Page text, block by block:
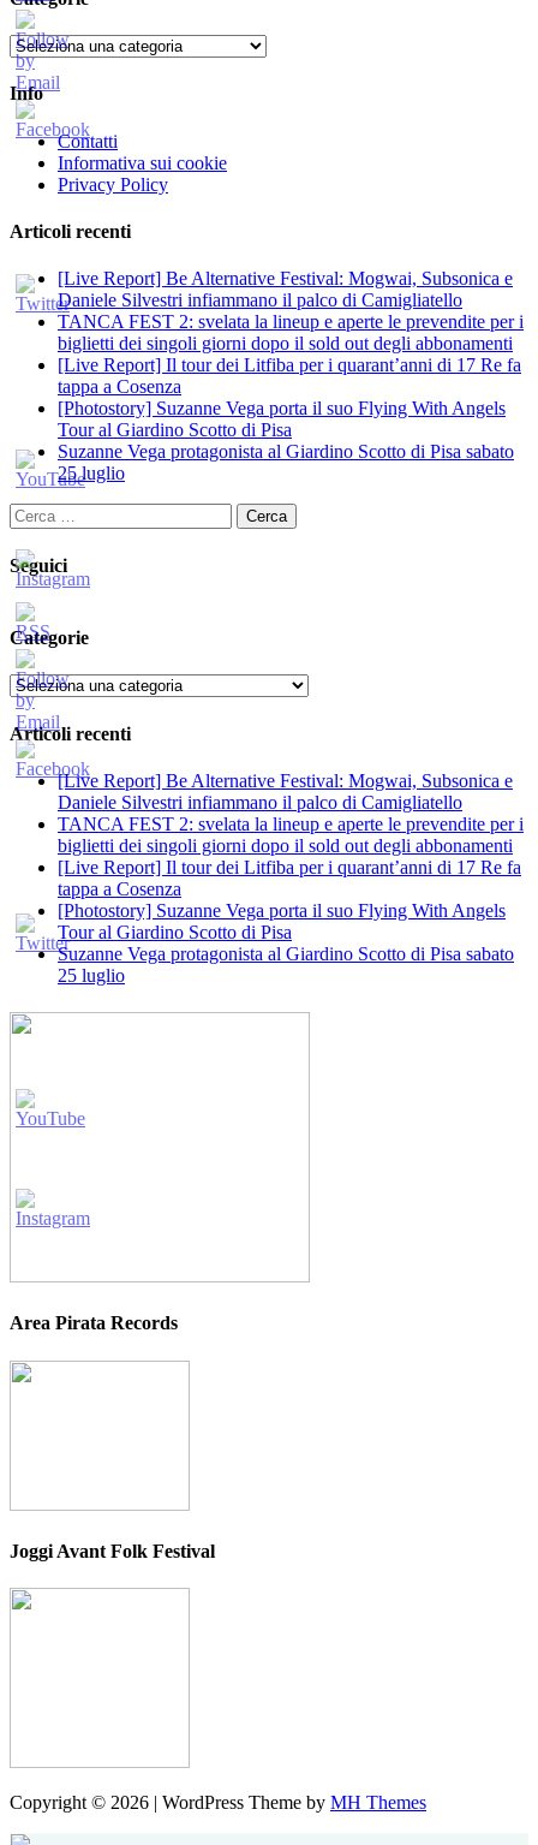
Categorie
Info
Contatti
Informativa sui cookie
Privacy Policy
Articoli recenti
[Live Report] Be Alternative Festival: Mogwai, Subsonica e
Daniele Silvestri infiammano il palco di Camigliatello
TANCA FEST 2: svelata la lineup e aperte le prevendite per i
biglietti dei singoli giorni dopo il sold out degli abbonamenti
[Live Report] Il tour dei Litfiba per i quarant’anni di 17 Re fa
tappa a Cosenza
[Photostory] Suzanne Vega porta il suo Flying With Angels
Tour al Giardino Scotto di Pisa
Suzanne Vega protagonista al Giardino Scotto di Pisa sabato
25 luglio
Ricerca
per:
Seguici
Categorie
Categorie
Articoli recenti
[Live Report] Be Alternative Festival: Mogwai, Subsonica e
Daniele Silvestri infiammano il palco di Camigliatello
TANCA FEST 2: svelata la lineup e aperte le prevendite per i
biglietti dei singoli giorni dopo il sold out degli abbonamenti
[Live Report] Il tour dei Litfiba per i quarant’anni di 17 Re fa
tappa a Cosenza
[Photostory] Suzanne Vega porta il suo Flying With Angels
Tour al Giardino Scotto di Pisa
Suzanne Vega protagonista al Giardino Scotto di Pisa sabato
25 luglio
Area Pirata Records
Joggi Avant Folk Festival
Copyright © 2026 | WordPress Theme by MH Themes